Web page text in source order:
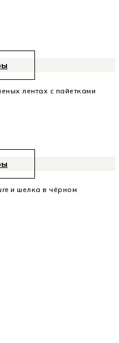
лентах с пайетками
и шелка в чёрном